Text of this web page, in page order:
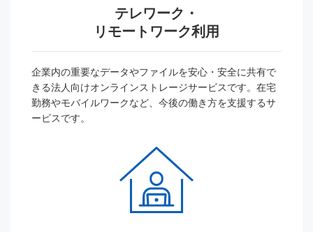
テレワーク・
リモートワーク利用
企業内の重要なデータやファイルを安心・安全に共有で
きる法人向けオンラインストレージサービスです。在宅
勤務やモバイルワークなど、今後の働き方を支援するサ
ービスです。